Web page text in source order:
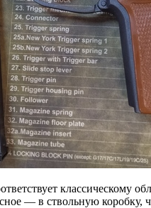
классическому
— в ствольную коробку,